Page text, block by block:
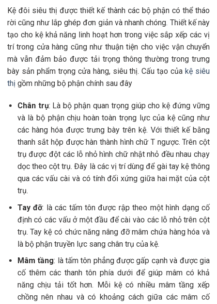
Kệ đôi siêu thị được thiết kế thành các bộ phận có thể tháo
rời cũng như lắp ghép đơn giản và nhanh chóng. Thiết kế này
tạo cho kệ khả năng linh hoạt hơn trong việc sắp xếp các vị
trí trong cửa hàng cũng như thuận tiện cho việc vận chuyển
mà vẫn đảm bảo được tải trọng thông thường trong trưng
bày sản phẩm trọng cửa hàng, siêu thị. Cấu tạo của kệ siêu
thị gồm những bộ phận chính sau đây
Chân trụ: Là bộ phận quan trọng giúp cho kệ đứng vững
và là bộ phận chịu hoàn toàn trọng lực của kệ cũng như
các hàng hóa được trưng bày trên kệ. Với thiết kế bằng
thanh sắt hộp được hàn thành hình chữ T ngược. Trên cột
trụ được đột các lỗ nhỏ hình chữ nhật nhỏ đều nhau chạy
dọc theo cột trụ. Đây là các vị trí dùng để gài tay kệ thông
qua các vấu cài và có tính đối xứng giữa hai mặt của cột
trụ.
Tay đỡ: là các tấm tôn được rập theo một hình dạng cố
định có các vấu ở một đầu để cài vào các lỗ nhỏ trên cột
trụ. Tay kệ có chức năng nâng đỡ mâm chứa hàng hóa và
là bộ phận truyền lực sang chân trụ của kệ.
Mâm tầng: là tấm tôn phẳng được gấp cạnh và được gia
cố thêm các thanh tôn phía dưới để giúp mâm có khả
năng chịu tải tốt hơn. Mỗi kệ có nhiều mâm tầng xếp
chồng nên nhau và có khoảng cách giữa các mâm cố